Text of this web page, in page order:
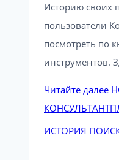
Историю своих
пользователи
посмотреть по
инструментов.
Читайте далее
ИСТОРИЯ